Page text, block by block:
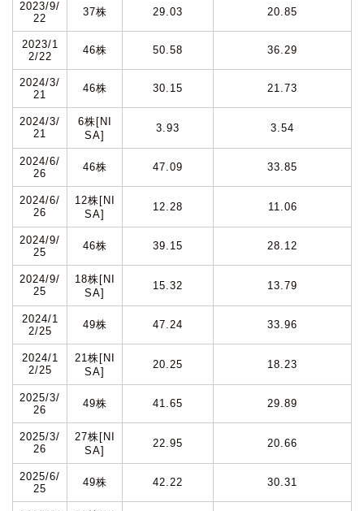
2023/9/
22
37株 29.03 20.85
2023/1
2/22
46株 50.58 36.29
2024/3/
21
46株 30.15 21.73
2024/3/
21
6株[NI
SA]
3.93 3.54
2024/6/
26
46株 47.09 33.85
2024/6/
26
12株[NI
SA]
12.28 11.06
2024/9/
25
46株 39.15 28.12
2024/9/
25
18株[NI
SA]
15.32 13.79
2024/1
2/25
49株 47.24 33.96
2024/1
2/25
21株[NI
SA]
20.25 18.23
2025/3/
26
49株 41.65 29.89
2025/3/
26
27株[NI
SA]
22.95 20.66
2025/6/
25
49株 42.22 30.31